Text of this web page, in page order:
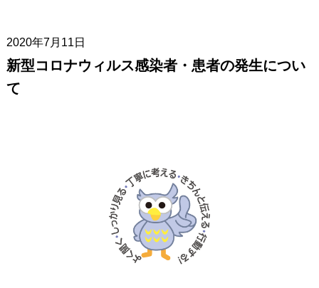
2020年7月11日
新型コロナウィルス感染者・患者の発生につい
て